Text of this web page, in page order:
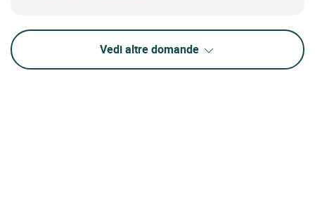
Vedi altre domande